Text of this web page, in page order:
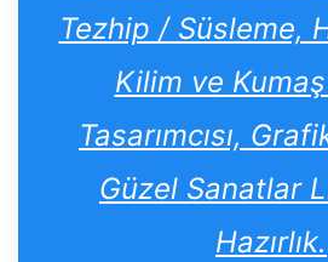
Tezhip / Süsleme,
Kilim ve
Tasarımcısı,
Güzel Sanatlar
Hazırlık.